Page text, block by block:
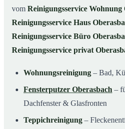
vom Reinigungsservice Wohnung
Reinigungsservice Haus
Reinigungsservice Büro
Reinigungsservice privat
Wohnungsreinigung – Bad,
Fensterputzer Oberasbach –
Dachfenster & Glasfronten
Teppichreinigung –